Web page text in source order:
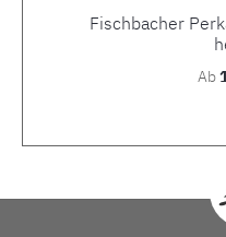
Fischbacher
Ab